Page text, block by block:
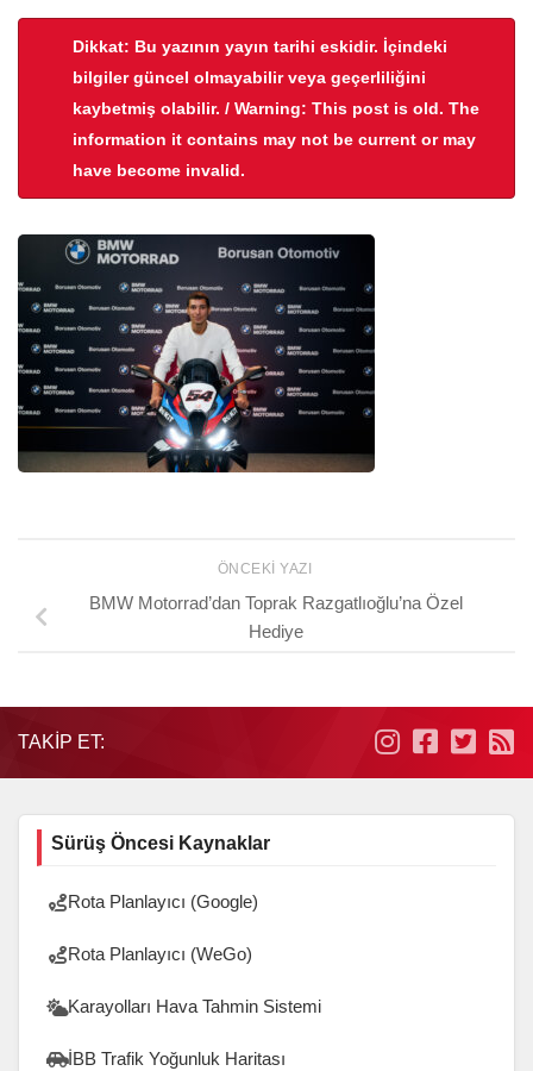
Dikkat: Bu yazının yayın tarihi eskidir. İçindeki
bilgiler güncel olmayabilir veya geçerliliğini
kaybetmiş olabilir. / Warning: This post is old. The
information it contains may not be current or may
have become invalid.
ÖNCEKI YAZI
BMW Motorrad’dan Toprak Razgatlıoğlu’na Özel
Hediye
TAKIP ET:
Sürüş Öncesi Kaynaklar
Rota Planlayıcı (Google)
Rota Planlayıcı (WeGo)
Karayolları Hava Tahmin Sistemi
İBB Trafik Yoğunluk Haritası